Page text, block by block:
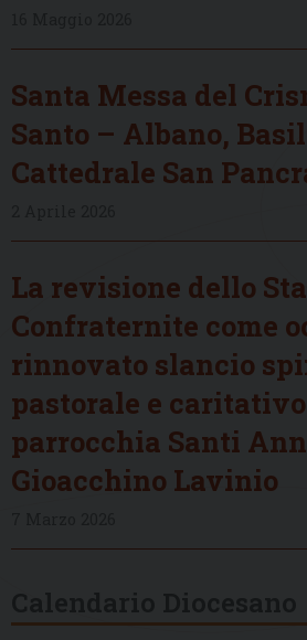
Santa Messa del
Santo – Albano,
Cattedrale San
La revisione dello
Confraternite come
rinnovato slancio
pastorale e
parrocchia Santi
Gioacchino Lavinio